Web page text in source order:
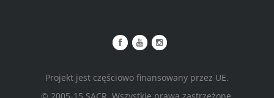
Projekt jest częściowo finansowany przez UE.